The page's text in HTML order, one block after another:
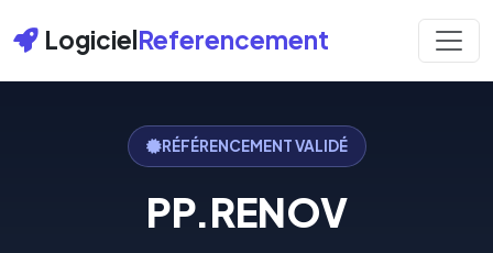
LogicielReferencement
RÉFÉRENCEMENT VALIDÉ
PP.RENOV